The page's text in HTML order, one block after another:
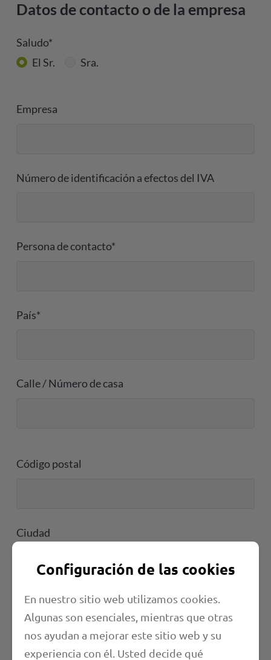
Datos de contacto o de la empresa
Saludo*
El Sr.
Sra.
Empresa
Número de identificación a efectos del IVA
Persona de contacto*
País*
Calle / Número de casa
Código postal
Ciudad
Teléfono*
Configuración de las cookies
En nuestro sitio web utilizamos cookies.
Algunas son esenciales, mientras que otras
nos ayudan a mejorar este sitio web y su
experiencia con él. Usted decide qué